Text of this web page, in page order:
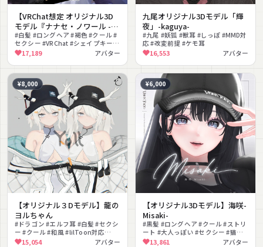
【VRChat想定 オリジナル3D
モデル『ナナセ・ノワール -
Nanase Noir-』Gen2.2
#白髪 #ロングヘア #褐色 #クール #
セクシー #VRChat #シェイプキー #
なでなでギミック #ミステリアス #
大人っぽい
17,189 アバター
九尾オリジナル3Dモデル「輝
夜」-kaguya-
#九尾 #妖狐 #獣耳 #しっぽ #MMD対
応 #改変前提 #ケモ耳
16,553 アバター
¥8,000
【オリジナル３Dモデル】龍の
ヨルちゃん
#ドラゴン #エルフ耳 #白髪 #セクシ
ー #クール #和風 #lilToon対応
#PhysBone対応 #VRChat #グレー
15,054 アバター
¥6,000
【オリジナル3Dモデル】海咲-
Misaki-
#黒髪 #ロングヘア #クール #ストリ
ート #大人っぽい #セクシー #猫耳 #
しっぽ #改変向け #リアル系
13,861 アバター